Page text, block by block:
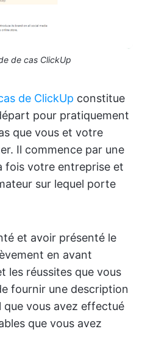
de cas ClickUp
de ClickUp constitue
pour pratiquement
que vous et votre
Il commence par une
fois votre entreprise et
sur lequel porte
et avoir présenté le
en avant
les réussites que vous
fournir une description
que vous avez effectué
que vous avez